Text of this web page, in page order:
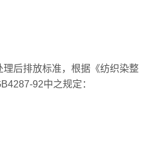
理后排放标准，根据《纺织染整
92中之规定：